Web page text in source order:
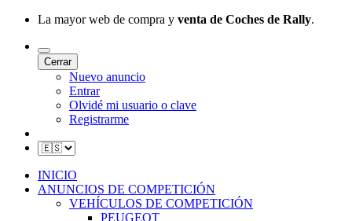
La mayor web de compra y venta de Coches de Rally.
Cerrar
Nuevo anuncio
Entrar
Olvidé mi usuario o clave
Registrarme
INICIO
ANUNCIOS DE COMPETICIÓN
VEHÍCULOS DE COMPETICIÓN
PEUGEOT